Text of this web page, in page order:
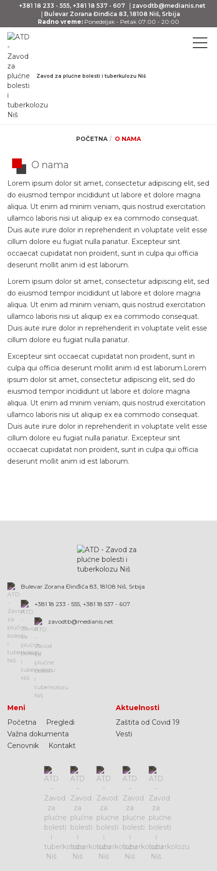
+381 18 233 - 555, +381 18 537 - 607
zavodtb@medianis.net
Bulevar Zorana Đinđića 83, 18108 Niš, Srbija
Radno vreme: Ponedeljak - Petak 07:00 - 20:00
Zavod za plućne bolesti i tuberkulozu Niš
POČETNA O NAMA
O nama
Lorem ipsum dolor sit amet, consectetur adipiscing elit, sed
do eiusmod tempor incididunt ut labore et dolore magna
aliqua. Ut enim ad minim veniam, quis nostrud exercitation
ullamco laboris nisi ut aliquip ex ea commodo consequat.
Duis aute irure dolor in reprehenderit in voluptate velit esse
cillum dolore eu fugiat nulla pariatur. Excepteur sint
occaecat cupidatat non proident, sunt in culpa qui officia
deserunt mollit anim id est laborum.
Lorem ipsum dolor sit amet, consectetur adipiscing elit, sed
do eiusmod tempor incididunt ut labore et dolore magna
aliqua. Ut enim ad minim veniam, quis nostrud exercitation
ullamco laboris nisi ut aliquip ex ea commodo consequat.
Duis aute irure dolor in reprehenderit in voluptate velit esse
cillum dolore eu fugiat nulla pariatur.
Excepteur sint occaecat cupidatat non proident, sunt in
culpa qui officia deserunt mollit anim id est laborum.Lorem
ipsum dolor sit amet, consectetur adipiscing elit, sed do
eiusmod tempor incididunt ut labore et dolore magna
aliqua. Ut enim ad minim veniam, quis nostrud exercitation
ullamco laboris nisi ut aliquip ex ea commodo consequat.
Duis aute irure dolor in reprehenderit in voluptate velit esse
cillum dolore eu fugiat nulla pariatur. Excepteur sint
occaecat cupidatat non proident, sunt in culpa qui officia
deserunt mollit anim id est laborum.
Bulevar Zorana Đinđića 83, 18108 Niš, Srbija
+381 18 233 - 555, +381 18 537 - 607
zavodtb@medianis.net
Meni
Početna
Pregledi
Važna dokumenta
Cenovnik
Kontakt
Aktuelnosti
Zaštita od Covid 19
Vesti